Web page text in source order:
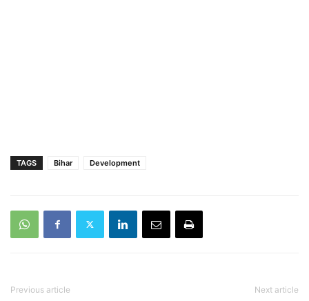
TAGS Bihar Development
Previous article Next article